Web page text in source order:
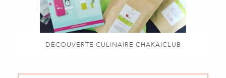
DÉCOUVERTE CULINAIRE CHAKAICLUB